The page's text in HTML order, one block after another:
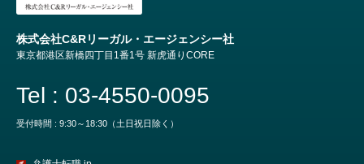
株式会社C&Rリーガル・エージェンシー社
東京都港区新橋四丁目1番1号 新虎通りCORE
Tel : 03-4550-0095
受付時間 : 9:30～18:30（土日祝日除く）